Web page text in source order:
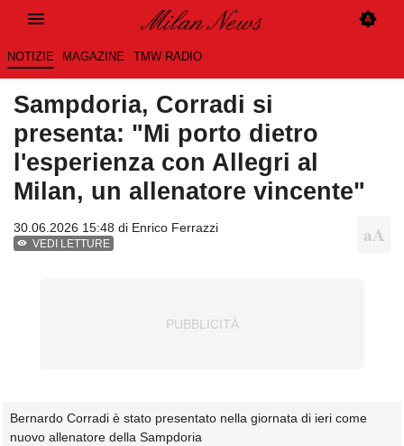
NOTIZIE MAGAZINE TMW RADIO
Sampdoria, Corradi si
presenta: "Mi porto dietro
l'esperienza con Allegri al
Milan, un allenatore vincente"
30.06.2026 15:48 di Enrico Ferrazzi
VEDI LETTURE
Bernardo Corradi è stato presentato nella giornata di ieri come
nuovo allenatore della Sampdoria